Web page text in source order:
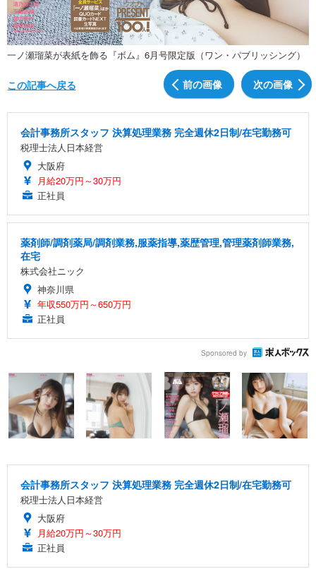
一ノ瀬瑠菜が表紙を飾る『ボム』6月号限定版（ワン・パブリッシング）
前の画像 次の画像
この記事へ戻る
会計事務所スタッフ 決算処理業務 完全週休2日制/在宅勤務可
税理士法人日本経営
大阪府
月給20万円～30万円
正社員
薬剤師/調剤薬局/調剤業務,服薬指導,薬歴管理,管理薬剤師業務,
在宅
株式会社ニック
神奈川県
年収550万円～650万円
正社員
Sponsored by
会計事務所スタッフ 決算処理業務 完全週休2日制/在宅勤務可
税理士法人日本経営
大阪府
月給20万円～30万円
正社員